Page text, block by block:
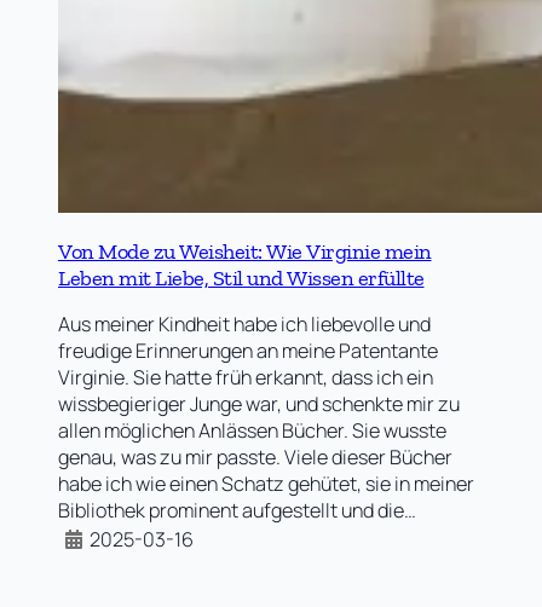
Von Mode zu Weisheit: Wie Virginie mein
Leben mit Liebe, Stil und Wissen erfüllte
Aus meiner Kindheit habe ich liebevolle und
freudige Erinnerungen an meine Patentante
Virginie. Sie hatte früh erkannt, dass ich ein
wissbegieriger Junge war, und schenkte mir zu
allen möglichen Anlässen Bücher. Sie wusste
genau, was zu mir passte. Viele dieser Bücher
habe ich wie einen Schatz gehütet, sie in meiner
Bibliothek prominent aufgestellt und die…
2025-03-16